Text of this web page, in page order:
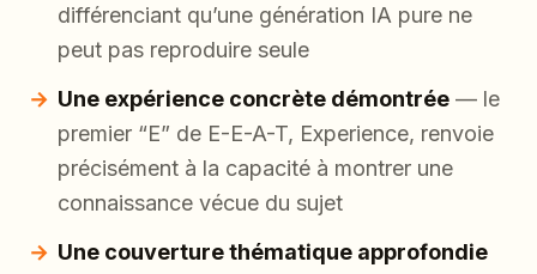
différenciant qu’une génération IA pure ne
peut pas reproduire seule
Une expérience concrète démontrée — le
premier “E” de E-E-A-T, Experience, renvoie
précisément à la capacité à montrer une
connaissance vécue du sujet
Une couverture thématique approfondie